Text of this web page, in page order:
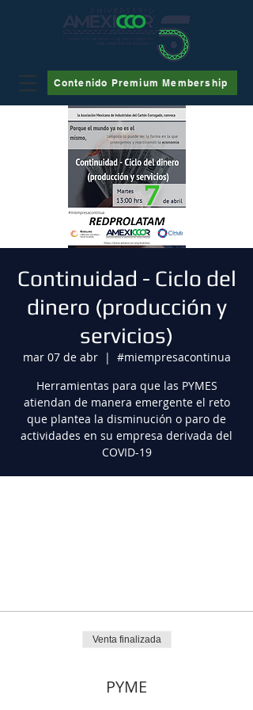
Contenido Premium Membership
Continuidad - Ciclo del
dinero (producción y
servicios)
mar 07 de abr
  |
#miempresacontinua
Herramientas para que las PYMES
atiendan de manera emergente el reto
que plantea la disminución o paro de
actividades en su empresa derivada del
COVID-19
Venta finalizada
PYME